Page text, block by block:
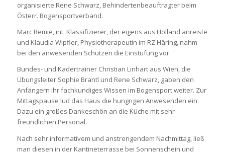
organisierte Rene Schwarz, Behindertenbeauftragter beim
Österr. Bogensportverband.
Marc Remie, int. Klassifizierer, der eigens aus Holland anreiste
und Klaudia Wipfler, Physiotherapeutin im RZ Häring, nahm
bei den anwesenden Schützen die Einstufung vor.
Bundes- und Kadertrainer Christian Linhart aus Wien, die
Übungsleiter Sophie Brantl und Rene Schwarz, gaben den
Anfängern ihr fachkundiges Wissen im Bogensport weiter. Zur
Mittagspause lud das Haus die hungrigen Anwesenden ein.
Dazu ein großes Dankeschön an die Küche mit sehr
freundlichen Personal.
Nach sehr informativem und anstrengendem Nachmittag, ließ
man diesen in der Kantineterrasse bei Sonnenschein und